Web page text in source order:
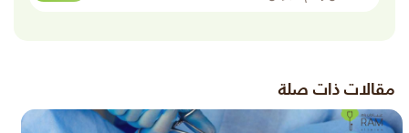
مقالات ذات صلة